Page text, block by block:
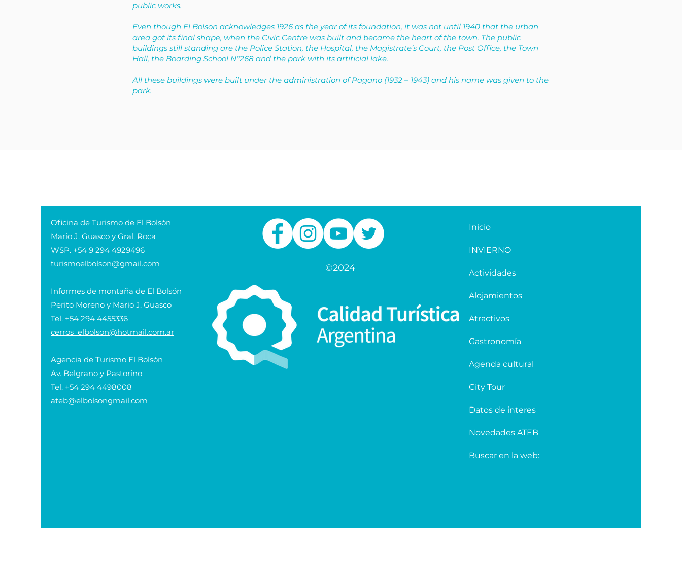
public works.
Even though El Bolson acknowledges 1926 as the year of its foundation, it was not until 1940 that the urban
area got its final shape, when the Civic Centre was built and became the heart of the town. The public
buildings still standing are the Police Station, the Hospital, the Magistrate’s Court, the Post Office, the Town
Hall, the Boarding School N°268 and the park with its artificial lake.
All these buildings were built under the administration of Pagano (1932 – 1943) and his name was given to the
park.
Oficina de Turismo de El Bolsón
Mario J. Guasco y Gral. Roca
WSP. +54 9 294 4929496
turismoelbolson@gmail.com
Informes de montaña de El Bolsón
Perito Moreno y Mario J. Guasco
Tel. +54 294 4455336
cerros_elbolson@hotmail.com.ar
Agencia de Turismo El Bolsón
Av. Belgrano y Pastorino
Tel. +54 294 4498008
ateb@elbolsongmail.com
©2024
Inicio
INVIERNO
Actividades
Alojamientos
Atractivos
Gastronomía
Agenda cultural
City Tour
Datos de interes
Novedades ATEB
Buscar en la web: